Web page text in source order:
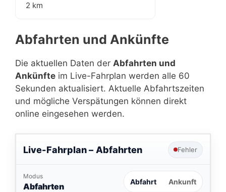
2 km
Abfahrten und Ankünfte
Die aktuellen Daten der Abfahrten und
Ankünfte im Live-Fahrplan werden alle 60
Sekunden aktualisiert. Aktuelle Abfahrtszeiten
und mögliche Verspätungen können direkt
online eingesehen werden.
Live-Fahrplan – Abfahrten Fehler
Modus
Abfahrten Abfahrt Ankunft